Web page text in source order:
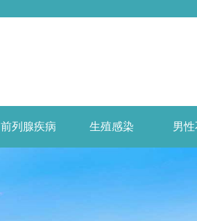
前列腺疾病 生殖感染 男